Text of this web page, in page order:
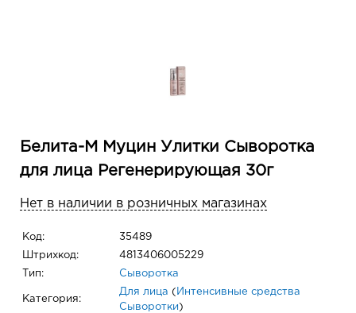
Белита-М Муцин Улитки Сыворотка
для лица Регенерирующая 30г
Нет в наличии в розничных магазинах
Код: 35489
Штрихкод: 4813406005229
Тип: Сыворотка
Категория:
Для лица ( Интенсивные средства
Сыворотки )